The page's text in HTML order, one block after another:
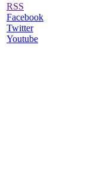
RSS
Facebook
Twitter
Youtube